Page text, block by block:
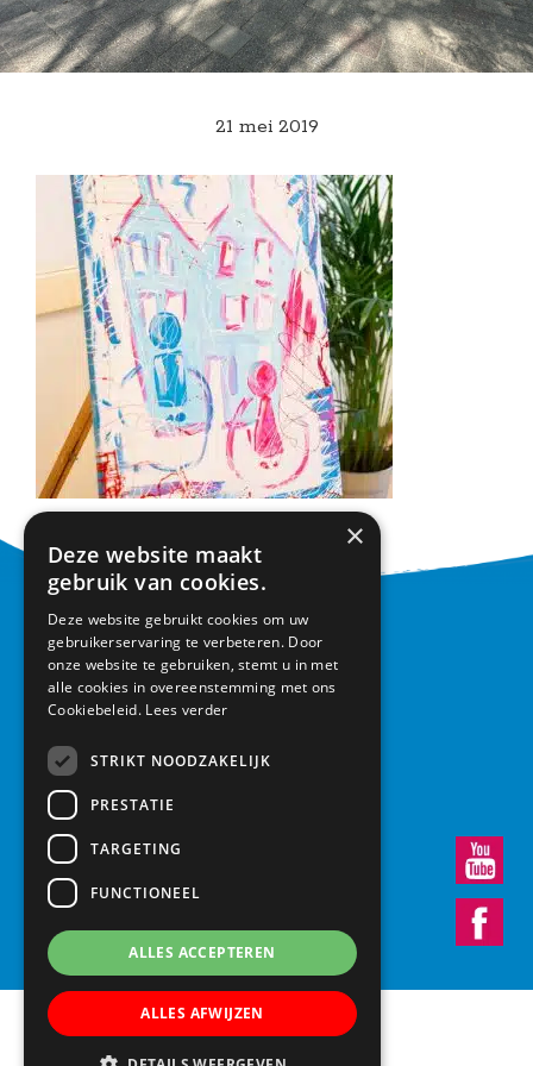
21 mei 2019
CONTACT
Basisschool Vroonestein
Lohengrinhof 15-17
030 – 6037291
×
Deze website maakt
gebruik van cookies.
Deze website gebruikt cookies om uw
gebruikerservaring te verbeteren. Door
onze website te gebruiken, stemt u in met
alle cookies in overeenstemming met ons
Cookiebeleid. Lees verder
STRIKT NOODZAKELIJK
PRESTATIE
TARGETING
FUNCTIONEEL
ALLES ACCEPTEREN
ALLES AFWIJZEN